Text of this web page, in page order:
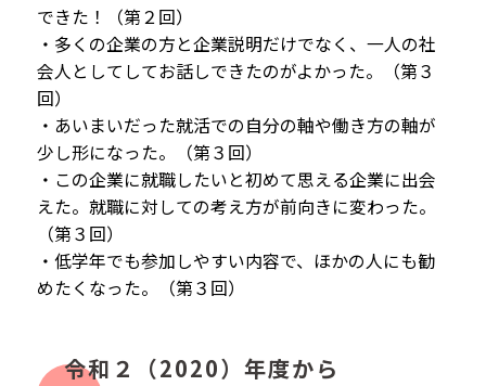
できた！（第２回）
・多くの企業の方と企業説明だけでなく、一人の社
会人としてしてお話しできたのがよかった。（第３
回）
・あいまいだった就活での自分の軸や働き方の軸が
少し形になった。（第３回）
・この企業に就職したいと初めて思える企業に出会
えた。就職に対しての考え方が前向きに変わった。
（第３回）
・低学年でも参加しやすい内容で、ほかの人にも勧
めたくなった。（第３回）
令和２（2020）年度から